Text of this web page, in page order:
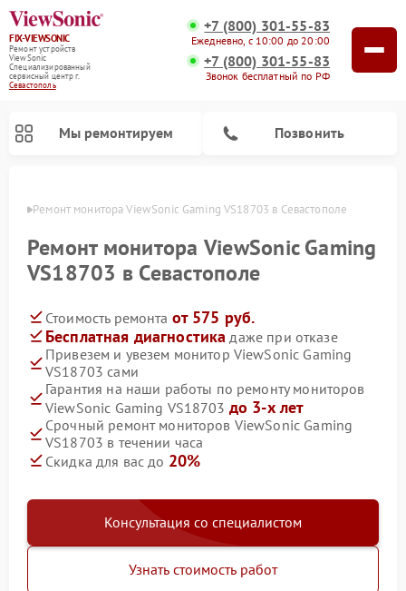
FIX-VIEWSONIC
Ремонт устройств
ViewSonic
Специализированный
cервисный центр г.
Севастополь
+7 (800) 301-55-83
Ежедневно, с 10:00 до 20:00
+7 (800) 301-55-83
Звонок бесплатный по РФ
Мы ремонтируем Позвонить
Ремонт монитора ViewSonic Gaming VS18703 в Севастополе
Ремонт монитора ViewSonic Gaming
VS18703 в Севастополе
Стоимость ремонта от 575 руб.
Бесплатная диагностика даже при отказе
Привезем и увезем монитор ViewSonic Gaming
VS18703 сами
Гарантия на наши работы по ремонту мониторов
ViewSonic Gaming VS18703 до 3-х лет
Срочный ремонт мониторов ViewSonic Gaming
VS18703 в течении часа
Скидка для вас до 20%
Консультация со специалистом
Узнать стоимость работ